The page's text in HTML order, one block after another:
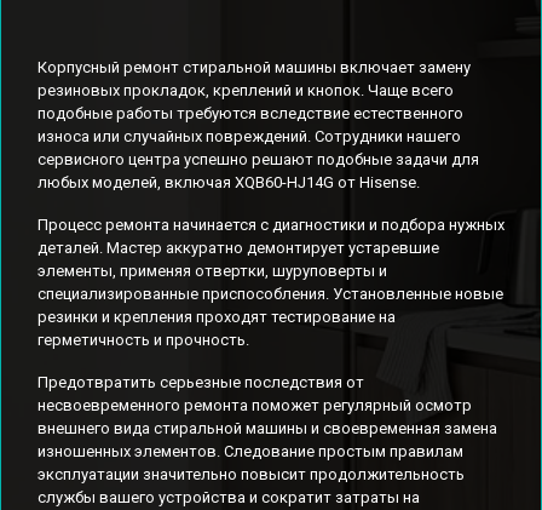
Корпусный ремонт стиральной машины включает замену
резиновых прокладок, креплений и кнопок. Чаще всего
подобные работы требуются вследствие естественного
износа или случайных повреждений. Сотрудники нашего
сервисного центра успешно решают подобные задачи для
любых моделей, включая XQB60-HJ14G от Hisense.
Процесс ремонта начинается с диагностики и подбора нужных
деталей. Мастер аккуратно демонтирует устаревшие
элементы, применяя отвертки, шуруповерты и
специализированные приспособления. Установленные новые
резинки и крепления проходят тестирование на
герметичность и прочность.
Предотвратить серьезные последствия от
несвоевременного ремонта поможет регулярный осмотр
внешнего вида стиральной машины и своевременная замена
изношенных элементов. Следование простым правилам
эксплуатации значительно повысит продолжительность
службы вашего устройства и сократит затраты на